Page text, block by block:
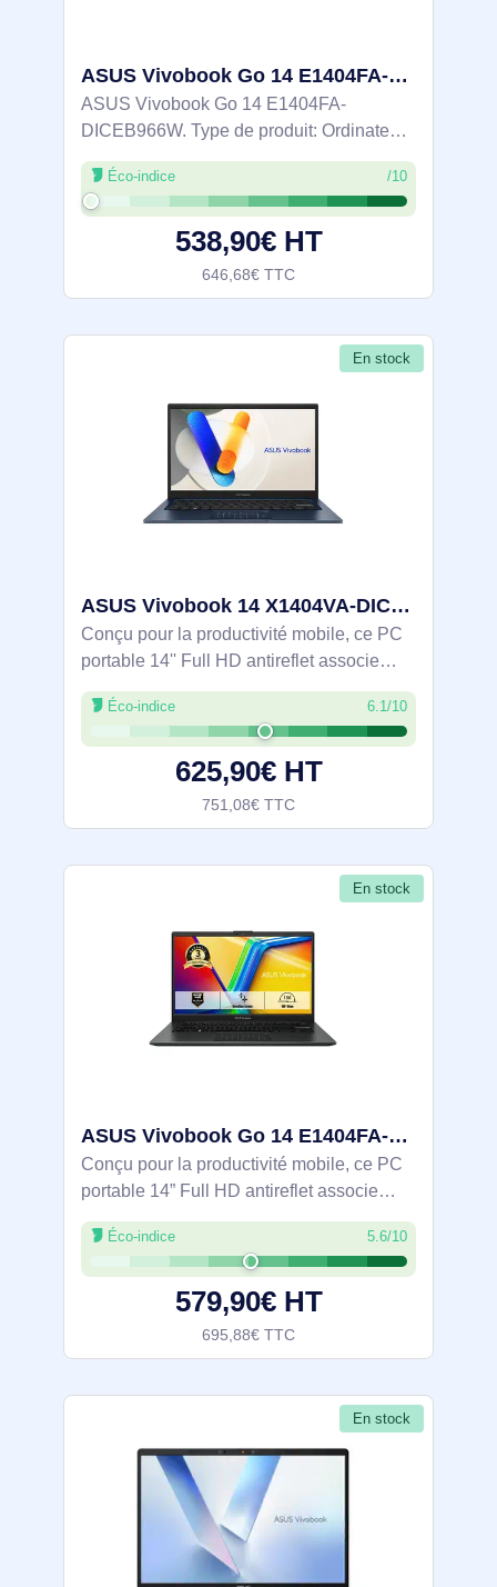
ASUS Vivobook Go 14 E1404FA-DICEB966W AMD Ryzen™ 5 40 Ordinateur portable 35,6 cm (14") Full HD 16 G - 90NB0ZS2-M01KU0
ASUS Vivobook Go 14 E1404FA-
DICEB966W. Type de produit: Ordinateur
portable, Format: Clapet. Famille de
processeur: AMD Ryzen™ 5, Modèle de
processeur: 40, Fréquence du processeur:
2,8 GHz. Taille de
Éco-indice /10
538,90€ HT
646,68€ TTC
En stock
ASUS Vivobook 14 X1404VA-DICEB1600W Intel Core 5 120U Ordinateur portable 35,6 cm (14") Full HD 16 G - 90NB13U1-M00PY0
Conçu pour la productivité mobile, ce PC
portable 14'' Full HD antireflet associe
Intel Core 5 120U, 16 Go DDR5 et SSD
512 Go pour un multitâche fluide sous
Windows 11 Home. À 1,4 kg, il offre Wi-Fi
Éco-indice 6.1/10
625,90€ HT
751,08€ TTC
En stock
ASUS Vivobook Go 14 E1404FA-EB838W AMD Ryzen™ 5 7520U Ordinateur portable 35,6 cm (14") Full HD 16 G - 90NB0ZS2-M01CZ0
Conçu pour la productivité mobile, ce PC
portable 14” Full HD antireflet associe
Ryzen 5 7520U (4 cœurs/8 threads, 2,8 à
4,3 GHz), 16 Go LPDDR5 et SSD NVMe
512 Go pour des tâches fluides. Wi‑Fi 6E,
Éco-indice 5.6/10
579,90€ HT
695,88€ TTC
En stock